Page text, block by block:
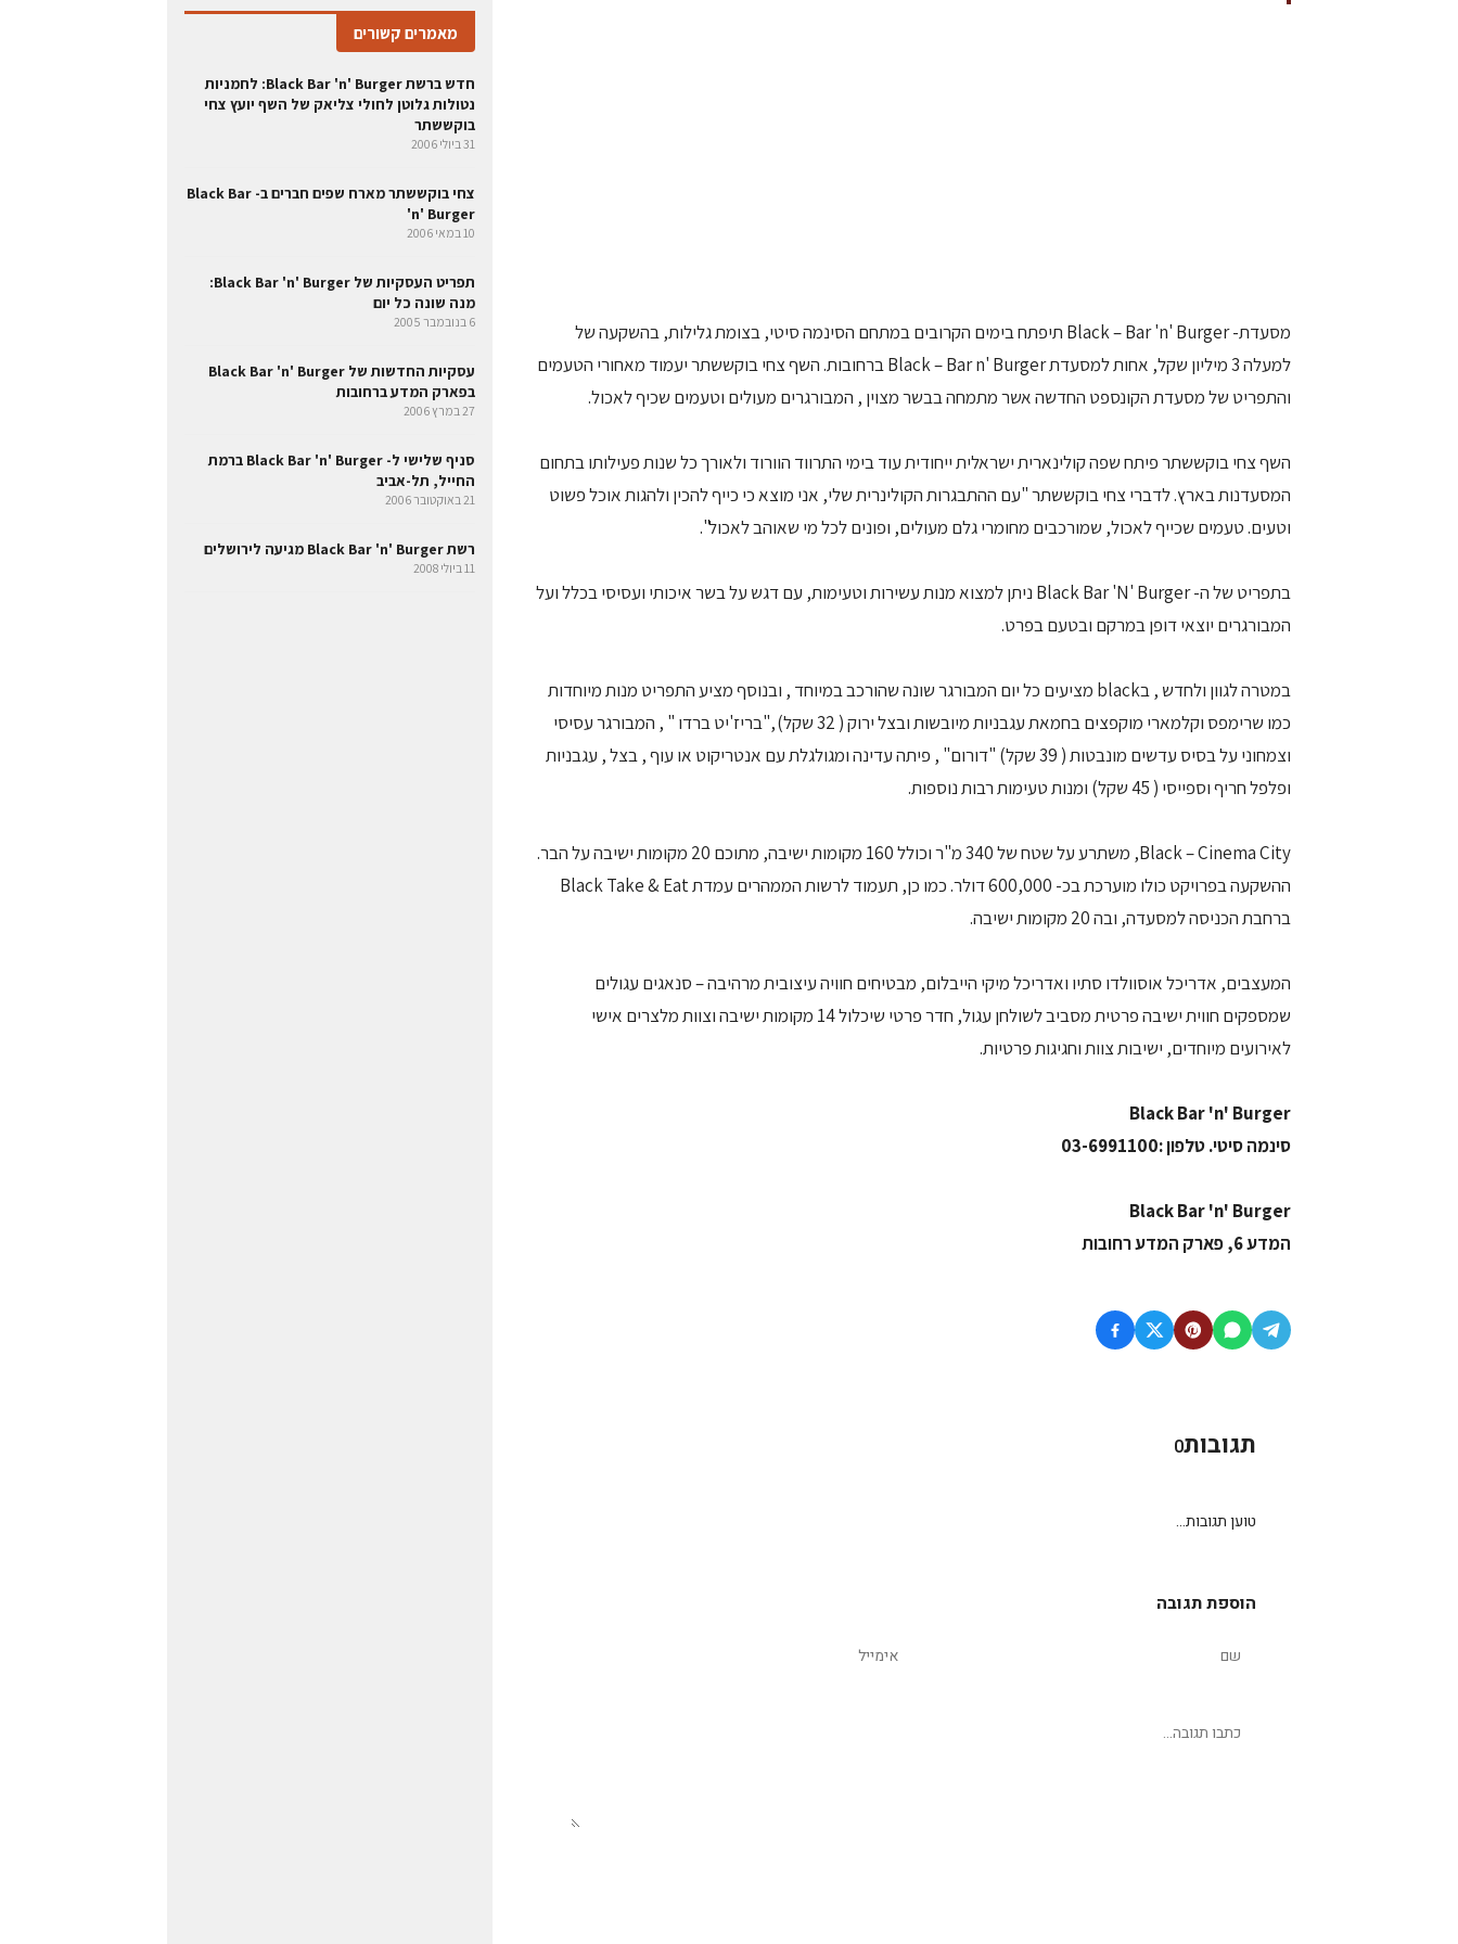
מסעדת- Black – Bar 'n' Burger תיפתח בימים הקרובים במתחם הסינמה סיטי, בצומת גלילות, בהשקעה של
למעלה 3 מיליון שקל, אחות למסעדת Black – Bar n' Burger ברחובות. השף צחי בוקששתר יעמוד מאחורי הטעמים
והתפריט של מסעדת הקונספט החדשה אשר מתמחה בבשר מצוין , המבורגרים מעולים וטעמים שכיף לאכול.
השף צחי בוקששתר פיתח שפה קולינארית ישראלית ייחודית עוד בימי התרווד הוורוד ולאורך כל שנות פעילותו בתחום
המסעדנות בארץ. לדברי צחי בוקששתר "עם ההתבגרות הקולינרית שלי, אני מוצא כי כייף להכין ולהגות אוכל פשוט
וטעים. טעמים שכייף לאכול, שמורכבים מחומרי גלם מעולים, ופונים לכל מי שאוהב לאכול".
בתפריט של ה- Black Bar 'N' Burger ניתן למצוא מנות עשירות וטעימות, עם דגש על בשר איכותי ועסיסי בכלל ועל
המבורגרים יוצאי דופן במרקם ובטעם בפרט.
במטרה לגוון ולחדש , בblack מציעים כל יום המבורגר שונה שהורכב במיוחד , ובנוסף מציע התפריט מנות מיוחדות
כמו שרימפס וקלמארי מוקפצים בחמאת עגבניות מיובשות ובצל ירוק ( 32 שקל) ,"בריז'יט ברדו " , המבורגר עסיסי
וצמחוני על בסיס עדשים מונבטות ( 39 שקל) "דורום" , פיתה עדינה ומגולגלת עם אנטריקוט או עוף , בצל , עגבניות
ופלפל חריף וספייסי ( 45 שקל) ומנות טעימות רבות נוספות.
Black – Cinema City, משתרע על שטח של 340 מ"ר וכולל 160 מקומות ישיבה, מתוכם 20 מקומות ישיבה על הבר.
ההשקעה בפרויקט כולו מוערכת בכ- 600,000 דולר. כמו כן, תעמוד לרשות הממהרים עמדת Black Take & Eat
ברחבת הכניסה למסעדה, ובה 20 מקומות ישיבה.
המעצבים, אדריכל אוסוולדו סתיו ואדריכל מיקי הייבלום, מבטיחים חוויה עיצובית מרהיבה – סנאגים עגולים
שמספקים חווית ישיבה פרטית מסביב לשולחן עגול, חדר פרטי שיכלול 14 מקומות ישיבה וצוות מלצרים אישי
לאירועים מיוחדים, ישיבות צוות וחגיגות פרטיות.
Black Bar 'n' Burger
סינמה סיטי. טלפון :03-6991100
Black Bar 'n' Burger
המדע 6, פארק המדע רחובות
תגובות0
טוען תגובות...
הוספת תגובה
מאמרים קשורים
חדש ברשת Black Bar 'n' Burger: לחמניות
נטולות גלוטן לחולי צליאק של השף יועץ צחי
בוקששתר
31 ביולי 2006
צחי בוקששתר מארח שפים חברים ב- Black Bar
'n' Burger
10 במאי 2006
תפריט העסקיות של Black Bar 'n' Burger:
מנה שונה כל יום
6 בנובמבר 2005
עסקיות החדשות של Black Bar 'n' Burger
בפארק המדע ברחובות
27 במרץ 2006
סניף שלישי ל- Black Bar 'n' Burger ברמת
החייל, תל-אביב
21 באוקטובר 2006
רשת Black Bar 'n' Burger מגיעה לירושלים
11 ביולי 2008